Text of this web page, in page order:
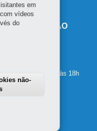
DA EDUCAÇÃO
sexta-feira, das 8h às 18h
em
vídeos
do
não-